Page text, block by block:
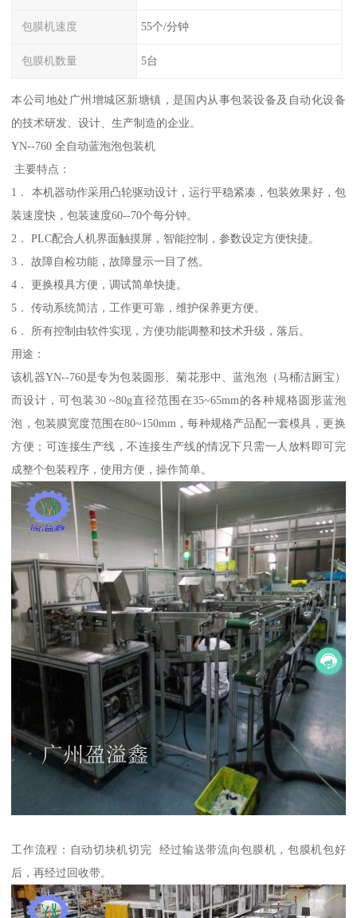
包膜机速度 55个/分钟
包膜机数量 5台
本公司地处广州增城区新塘镇，是国内从事包装设备及自动化设备
的技术研发、设计、生产制造的企业。
YN--760 全自动蓝泡泡包装机
主要特点：
1． 本机器动作采用凸轮驱动设计，运行平稳紧凑，包装效果好，包
装速度快，包装速度60--70个每分钟。
2． PLC配合人机界面触摸屏，智能控制，参数设定方便快捷。
3． 故障自检功能，故障显示一目了然。
4． 更换模具方便，调试简单快捷。
5． 传动系统简洁，工作更可靠，维护保养更方便。
6． 所有控制由软件实现，方便功能调整和技术升级，落后。
用途：
该机器YN--760是专为包装圆形、菊花形中、蓝泡泡（马桶洁厕宝）
而设计，可包装30 ~80g直径范围在35~65mm的各种规格圆形蓝泡
泡，包装膜宽度范围在80~150mm，每种规格产品配一套模具，更换
方便；可连接生产线，不连接生产线的情况下只需一人放料即可完
成整个包装程序，使用方便，操作简单。
工作流程：自动切块机切完 经过输送带流向包膜机，包膜机包好
后，再经过回收带。